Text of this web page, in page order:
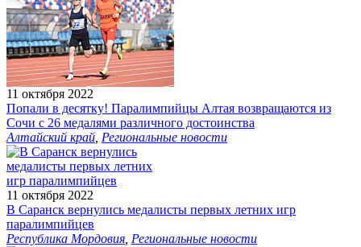
11 октября 2022
Попали в десятку! Паралимпийцы Алтая возвращаются из
Сочи с 26 медалями различного достоинства
Алтайский край Региональные новости
11 октября 2022
В Саранск вернулись медалисты первых летних игр
паралимпийцев
Республика Мордовия Региональные новости